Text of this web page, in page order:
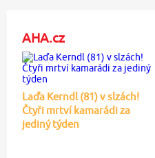
AHA.cz
Laďa Kerndl (81) v slzách!
Čtyři mrtví kamarádi za
jediný týden